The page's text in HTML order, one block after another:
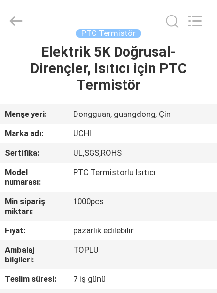
SG
GÖSTERISI
HAKKIMIZDA
FABRIKA
TURU
KALITE
KONTROL
Electronics
Co.,Ltd.
PTC Termistör
Elektrik 5K Doğrusal-
Dirençler, Isıtıcı için PTC
Termistör
Menşe yeri:
Dongguan, guangdong, Çin
Marka adı:
UCHI
Sertifika:
UL,SGS,ROHS
Model
numarası:
PTC Termistorlu Isıtıcı
Min sipariş
miktarı:
1000pcs
Fiyat:
pazarlık edilebilir
Ambalaj
bilgileri:
TOPLU
Teslim süresi:
7 iş günü